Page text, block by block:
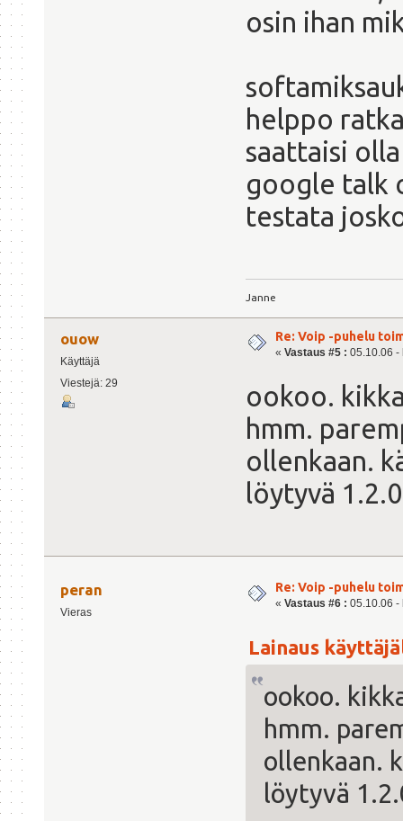
osin ihan
helppo
saattaisi
google talk
testata
Janne
ouow
Käyttäjä
Viestejä: 29
Re: Voip -puhelu
« Vastaus #5 : 05.10.06 -
ookoo.
hmm.
ollenkaan.
löytyvä
peran
Vieras
Re: Voip -puhelu
« Vastaus #6 : 05.10.06 -
Lainaus
ookoo.
hmm.
ollenkaan.
löytyvä